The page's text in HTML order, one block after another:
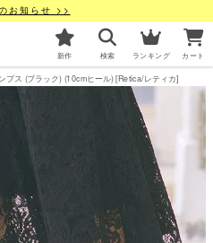
お知らせ >>
新作 検索 ランキング カート
プス (ブラック) (10cmヒール) [Retica/レティカ]